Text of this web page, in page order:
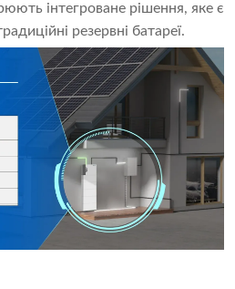
інтегроване рішення, яке є
резервні батареї.